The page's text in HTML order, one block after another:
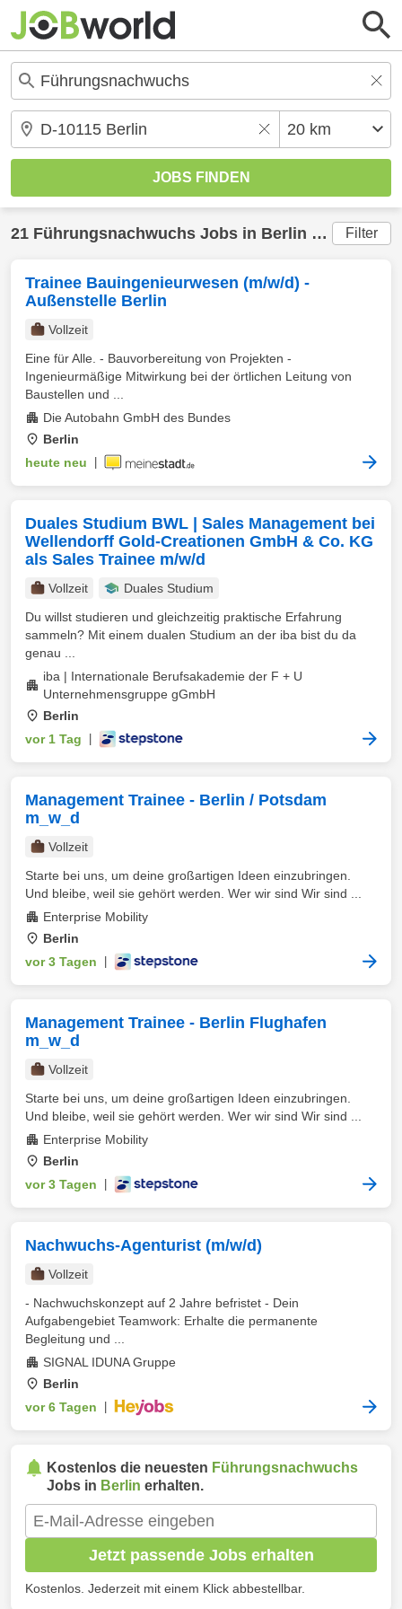
21 Führungsnachwuchs Jobs in Berlin Filter
Trainee Bauingenieurwesen (m/w/d) -
Außenstelle Berlin
Vollzeit
Eine für Alle. - Bauvorbereitung von Projekten -
Ingenieurmäßige Mitwirkung bei der örtlichen Leitung von
Baustellen und ...
Die Autobahn GmbH des Bundes
Berlin
heute neu
Duales Studium BWL | Sales Management bei
Wellendorff Gold-Creationen GmbH & Co. KG
als Sales Trainee m/w/d
Vollzeit
Duales Studium
Du willst studieren und gleichzeitig praktische Erfahrung
sammeln? Mit einem dualen Studium an der iba bist du da
genau ...
iba | Internationale Berufsakademie der F + U
Unternehmensgruppe gGmbH
Berlin
vor 1 Tag
Management Trainee - Berlin / Potsdam
m_w_d
Vollzeit
Starte bei uns, um deine großartigen Ideen einzubringen.
Und bleibe, weil sie gehört werden. Wer wir sind Wir sind ...
Enterprise Mobility
Berlin
vor 3 Tagen
Management Trainee - Berlin Flughafen
m_w_d
Vollzeit
Starte bei uns, um deine großartigen Ideen einzubringen.
Und bleibe, weil sie gehört werden. Wer wir sind Wir sind ...
Enterprise Mobility
Berlin
vor 3 Tagen
Nachwuchs-Agenturist (m/w/d)
Vollzeit
- Nachwuchskonzept auf 2 Jahre befristet - Dein
Aufgabengebiet Teamwork: Erhalte die permanente
Begleitung und ...
SIGNAL IDUNA Gruppe
Berlin
vor 6 Tagen
Kostenlos die neuesten Führungsnachwuchs
Jobs in Berlin erhalten.
Jetzt passende Jobs erhalten
Kostenlos. Jederzeit mit einem Klick abbestellbar.